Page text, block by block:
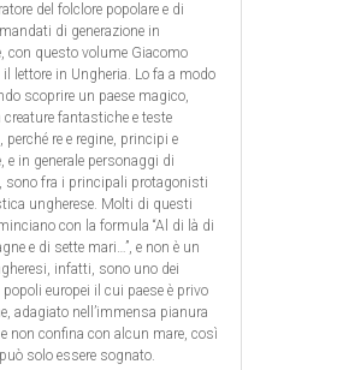
del folclore popolare e di
di generazione in
con questo volume Giacomo
lettore in Ungheria. Lo fa a modo
scoprire un paese magico,
creature fantastiche e teste
perché re e regine, principi e
e in generale personaggi di
sono fra i principali protagonisti
ungherese. Molti di questi
con la formula “Al di là di
e di sette mari…”, e non è un
infatti, sono uno dei
europei il cui paese è privo
adagiato nell’immensa pianura
non confina con alcun mare, così
solo essere sognato.